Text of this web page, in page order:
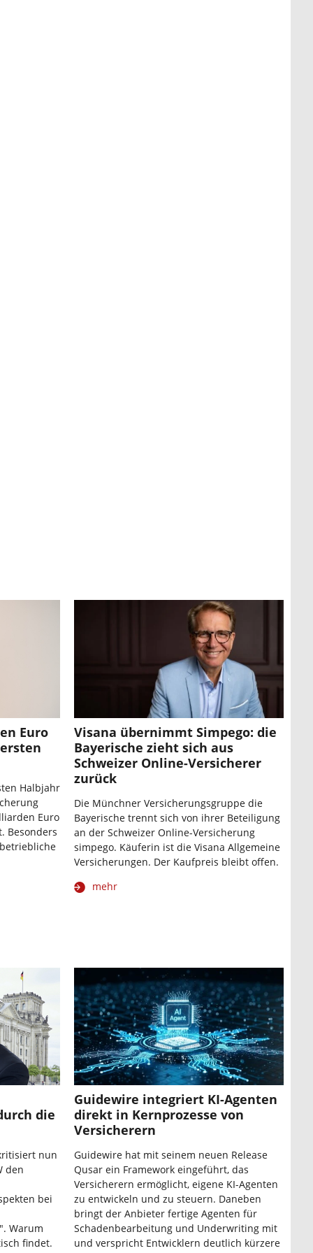
Euro
Halbjahr
Euro
Besonders
Visana übernimmt Simpego: die
Bayerische zieht sich aus
Schweizer Online-Versicherer
zurück
Die Münchner Versicherungsgruppe die
Bayerische trennt sich von ihrer Beteiligung
an der Schweizer Online-Versicherung
simpego. Käuferin ist die Visana Allgemeine
Versicherungen. Der Kaufpreis bleibt offen.
mehr
die
nun
den
bei
Warum
findet.
Guidewire integriert KI-Agenten
direkt in Kernprozesse von
Versicherern
Guidewire hat mit seinem neuen Release
Qusar ein Framework eingeführt, das
Versicherern ermöglicht, eigene KI-Agenten
zu entwickeln und zu steuern. Daneben
bringt der Anbieter fertige Agenten für
Schadenbearbeitung und Underwriting mit
und verspricht Entwicklern deutlich kürzere